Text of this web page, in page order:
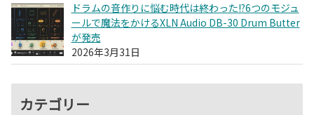
ドラムの音作りに悩む時代は終わった!?6つのモジュ
ールで魔法をかけるXLN Audio DB-30 Drum Butter
が発売
2026年3月31日
カテゴリー